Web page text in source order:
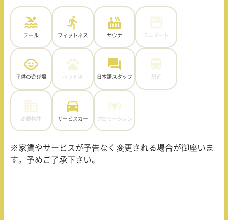
プール フィットネス サウナ ミニマート
子供の遊び場 ペット可 日本語スタッフ 駅近
高層物件 サービスカー プロモーション
※家賃やサービスが予告なく変更される場合が御座いま
す。予めご了承下さい。